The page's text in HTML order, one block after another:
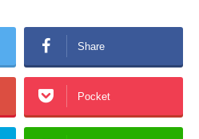
Share
Pocket